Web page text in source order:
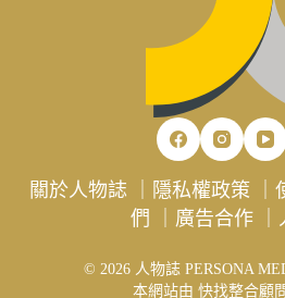
關於人物誌 隱私權政策 ｜
們
廣告合作｜
© 2026 人物誌 PERSONA
本網站由 快找整合顧